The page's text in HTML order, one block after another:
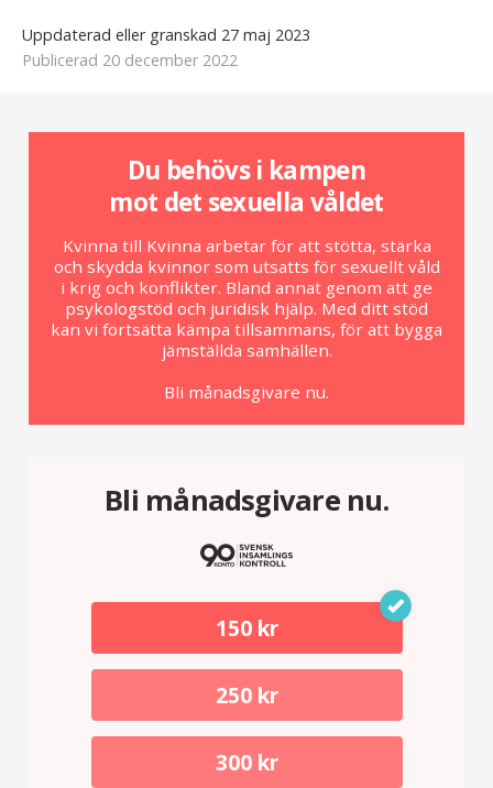
Uppdaterad eller granskad 27 maj 2023
Publicerad 20 december 2022
Du behövs i kampen
mot det sexuella våldet
Kvinna till Kvinna arbetar för att stötta, stärka
och skydda kvinnor som utsatts för sexuellt våld
i krig och konflikter. Bland annat genom att ge
psykologstöd och juridisk hjälp. Med ditt stöd
kan vi fortsätta kämpa tillsammans, för att bygga
jämställda samhällen.
Bli månadsgivare nu.
Bli månadsgivare nu.
150 kr
250 kr
300 kr